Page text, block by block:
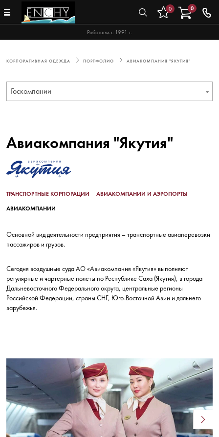
Работаем с 1991 г.
0 0
КОРПОРАТИВНАЯ ОДЕЖДА ПОРТФОЛИО АВИАКОМПАНИЯ "ЯКУТИЯ"
Госкомпании
Авиакомпания "Якутия"
ТРАНСПОРТНЫЕ КОРПОРАЦИИ
АВИАКОМПАНИИ И АЭРОПОРТЫ
АВИАКОМПАНИИ
Основной вид деятельности предприятия – транспортные авиаперевозки
пассажиров и грузов.
Сегодня воздушные суда АО «Авиакомпания «Якутия» выполняют
регулярные и чартерные полеты по Республике Саха (Якутия), в города
Дальневосточного Федерального округа, центральные регионы
Российской Федерации, страны СНГ, Юго-Восточной Азии и дальнего
зарубежья.